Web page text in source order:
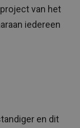
van het
iedereen
en dit